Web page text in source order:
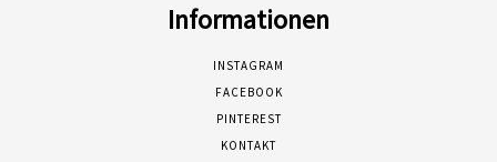
Informationen
INSTAGRAM
FACEBOOK
PINTEREST
KONTAKT